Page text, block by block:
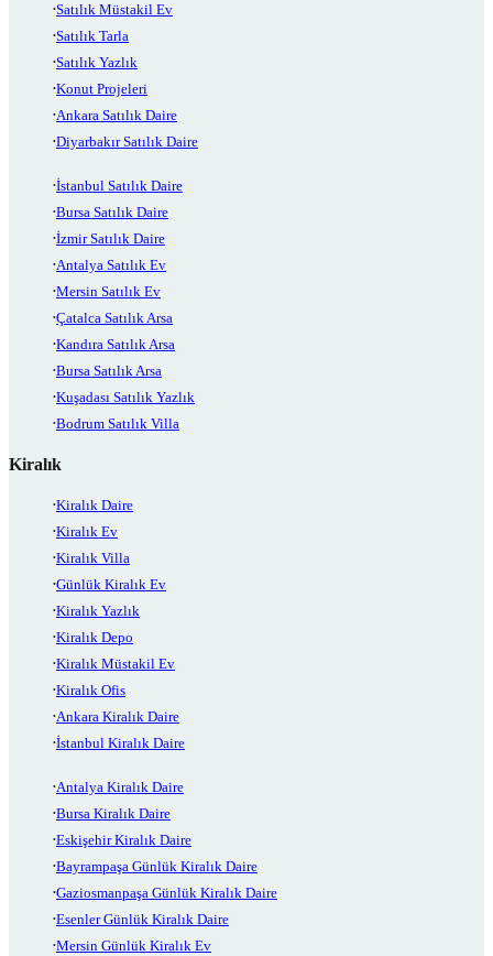
Satılık Müstakil Ev
Satılık Tarla
Satılık Yazlık
Konut Projeleri
Ankara Satılık Daire
Diyarbakır Satılık Daire
İstanbul Satılık Daire
Bursa Satılık Daire
İzmir Satılık Daire
Antalya Satılık Ev
Mersin Satılık Ev
Çatalca Satılık Arsa
Kandıra Satılık Arsa
Bursa Satılık Arsa
Kuşadası Satılık Yazlık
Bodrum Satılık Villa
Kiralık
Kiralık Daire
Kiralık Ev
Kiralık Villa
Günlük Kiralık Ev
Kiralık Yazlık
Kiralık Depo
Kiralık Müstakil Ev
Kiralık Ofis
Ankara Kiralık Daire
İstanbul Kiralık Daire
Antalya Kiralık Daire
Bursa Kiralık Daire
Eskişehir Kiralık Daire
Bayrampaşa Günlük Kiralık Daire
Gaziosmanpaşa Günlük Kiralık Daire
Esenler Günlük Kiralık Daire
Mersin Günlük Kiralık Ev